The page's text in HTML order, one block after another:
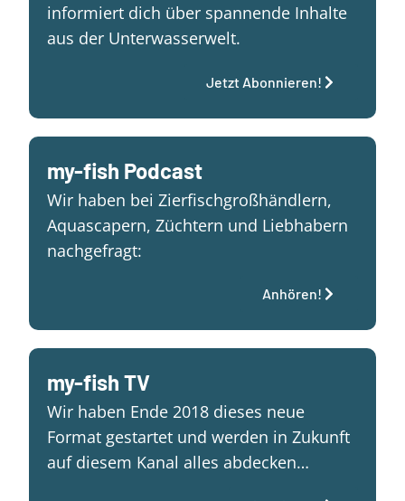
informiert dich über spannende Inhalte
aus der Unterwasserwelt.
Jetzt Abonnieren!
my-fish Podcast
Wir haben bei Zierfischgroßhändlern,
Aquascapern, Züchtern und Liebhabern
nachgefragt:
Anhören!
my-fish TV
Wir haben Ende 2018 dieses neue
Format gestartet und werden in Zukunft
auf diesem Kanal alles abdecken…